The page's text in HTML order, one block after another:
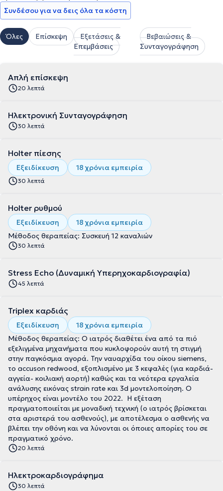
Συνδέσου για να δεις όλα τα κόστη
Όλες Επίσκεψη
Εξετάσεις &
Επεμβάσεις
Βεβαιώσεις &
Συνταγογράφηση
Απλή επίσκεψη
20 λεπτά
Ηλεκτρονική Συνταγογράφηση
30 λεπτά
Holter πίεσης
Εξειδίκευση 18 χρόνια εμπειρία
30 λεπτά
Holter ρυθμού
Εξειδίκευση
18 χρόνια εμπειρία
Μέθοδος θεραπείας: Συσκευή 12 καναλιών
30 λεπτά
Stress Echo (Δυναμική Υπερηχοκαρδιογραφία)
45 λεπτά
Triplex καρδιάς
Εξειδίκευση
18 χρόνια εμπειρία
Μέθοδος θεραπείας: Ο ιατρός διαθέτει ένα από τα πιό
εξελιγμένα μηχανήματα που κυκλοφορούν αυτή τη στιγμή
στην παγκόσμια αγορά. Την ναυαρχίδα του οίκου siemens,
το accuson redwood, εξοπλισμένο με 3 κεφαλές (για καρδιά-
αγγεία- κοιλιακή αορτή) καθώς και τα νεότερα εργαλεία
ανάλυσης εικόνας strain rate και 3d μοντελοποίηση. O
υπέρηχος είναι μοντέλο του 2022. Η εξέταση
πραγματοποιείται με μοναδική τεχνική (ο ιατρός βρίσκεται
στα αριστερά του ασθενούς), με αποτέλεσμα ο ασθενής να
βλέπει την οθόνη και να λύνονται οι όποιες απορίες του σε
πραγματικό χρόνο.
20 λεπτά
Ηλεκτροκαρδιογράφημα
30 λεπτά